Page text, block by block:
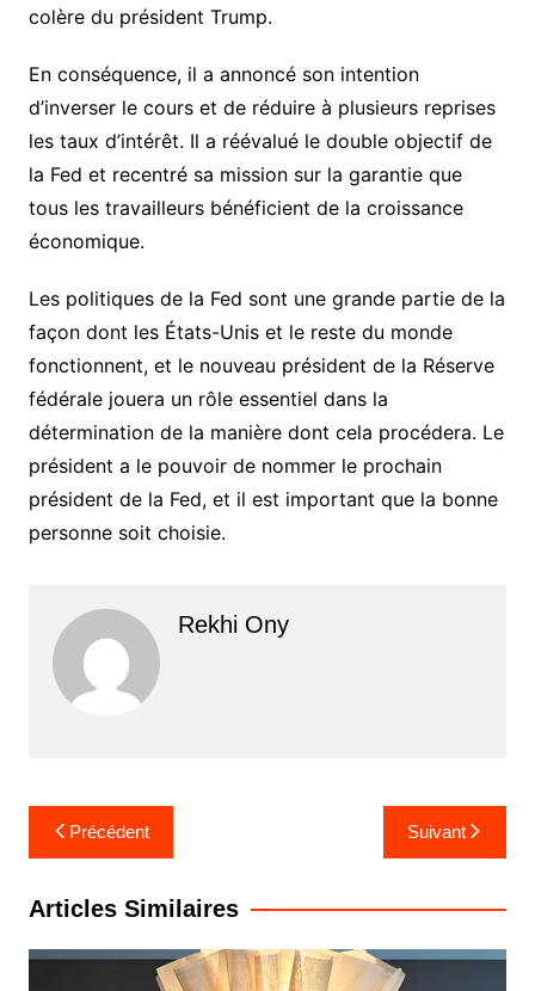
colère du président Trump.
En conséquence, il a annoncé son intention
d’inverser le cours et de réduire à plusieurs reprises
les taux d’intérêt. Il a réévalué le double objectif de
la Fed et recentré sa mission sur la garantie que
tous les travailleurs bénéficient de la croissance
économique.
Les politiques de la Fed sont une grande partie de la
façon dont les États-Unis et le reste du monde
fonctionnent, et le nouveau président de la Réserve
fédérale jouera un rôle essentiel dans la
détermination de la manière dont cela procédera. Le
président a le pouvoir de nommer le prochain
président de la Fed, et il est important que la bonne
personne soit choisie.
Rekhi Ony
Navigation
de
l’article
Précédent Suivant
Articles Similaires